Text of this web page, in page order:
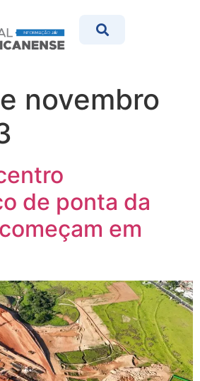
novembro
de ponta da
em